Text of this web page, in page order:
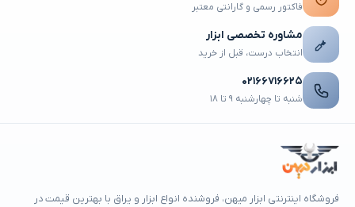
فاکتور رسمی و گارانتی معتبر
مشاوره تخصصی ابزار
انتخاب درست، قبل از خرید
۰۲۱۶۶۷۱۶۶۲۵
شنبه تا چهارشنبه ۹ تا ۱۸
فروشگاه اینترنتی ابزار میهن، فروشنده انواع ابزار و یراق با بهترین قیمت در